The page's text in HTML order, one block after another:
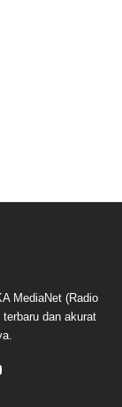
MediaNet (Radio
dan akurat